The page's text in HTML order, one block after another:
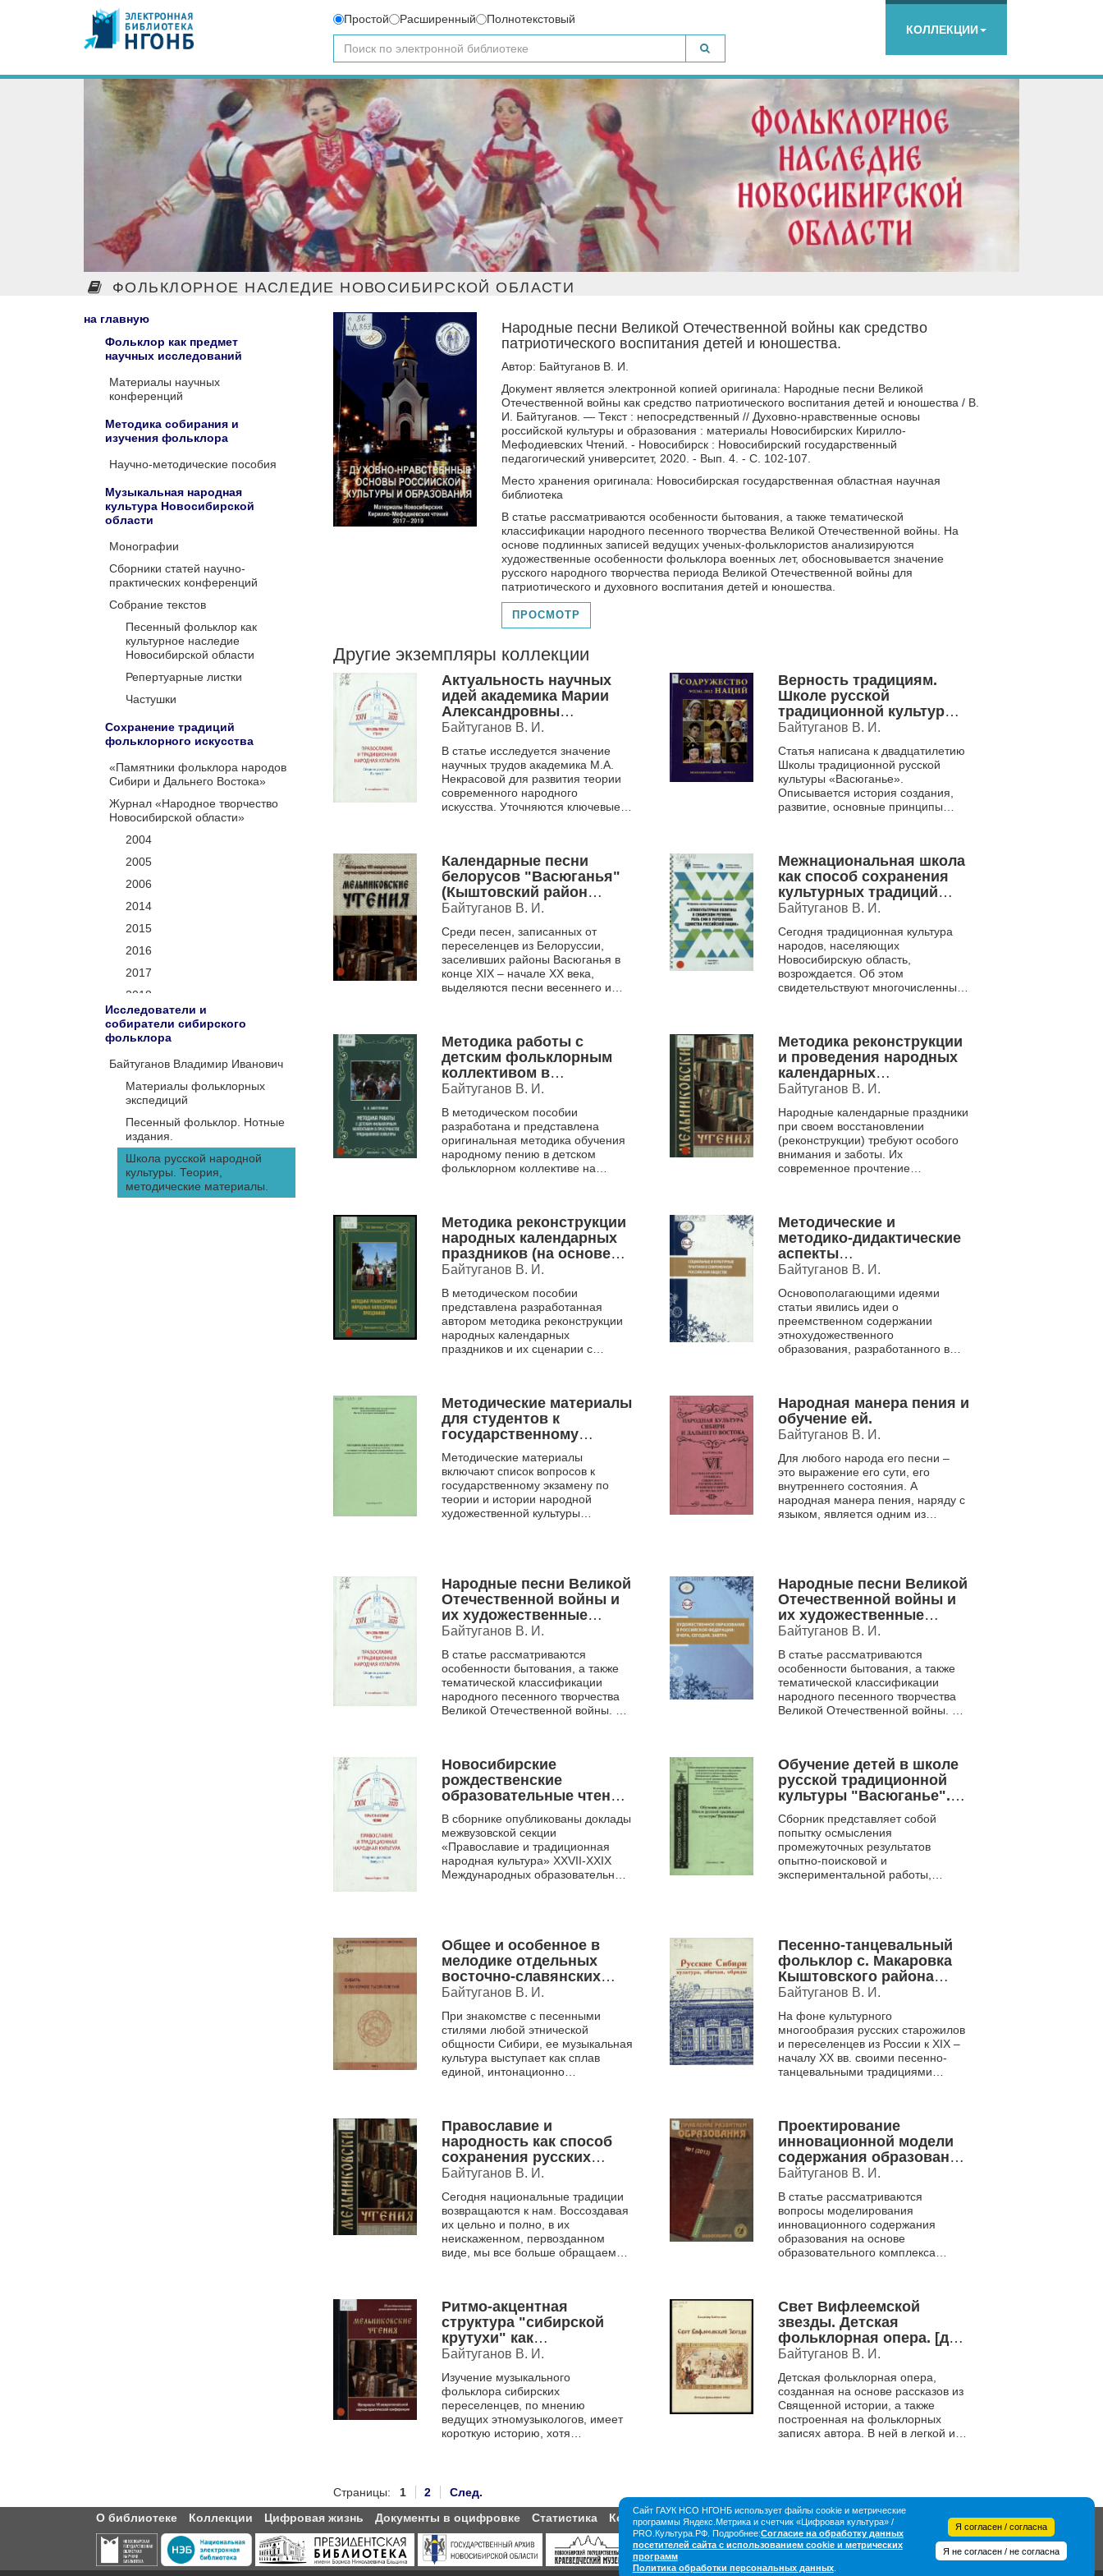
Простой Расширенный
Полнотекстовый
КОЛЛЕКЦИИ
ФОЛЬКЛОРНОЕ НАСЛЕДИЕ НОВОСИБИРСКОЙ ОБЛАСТИ
на главную
Фольклор как предмет
научных исследований
Материалы научных
конференций
Методика собирания и
изучения фольклора
Научно-методические пособия
Музыкальная народная
культура Новосибирской
области
Монографии
Сборники статей научно-
практических конференций
Собрание текстов
Песенный фольклор как
культурное наследие
Новосибирской области
Репертуарные листки
Частушки
Сохранение традиций
фольклорного искусства
«Памятники фольклора народов
Сибири и Дальнего Востока»
Журнал «Народное творчество
Новосибирской области»
2004
2005
2006
2014
2015
2016
2017
2018
2019
2020
2021
2022
2023
2024
Исследователи и
собиратели сибирского
фольклора
Байтуганов Владимир Иванович
Материалы фольклорных
экспедиций
Песенный фольклор. Нотные
издания.
Школа русской народной
культуры. Теория,
методические материалы.
Народные песни Великой Отечественной войны как средство
патриотического воспитания детей и юношества.
Автор: Байтуганов В. И.
Документ является электронной копией оригинала: Народные песни Великой
Отечественной войны как средство патриотического воспитания детей и юношества / В.
И. Байтуганов. — Текст : непосредственный // Духовно-нравственные основы
российской культуры и образования : материалы Новосибирских Кирилло-
Мефодиевских Чтений. - Новосибирск : Новосибирский государственный
педагогический университет, 2020. - Вып. 4. - С. 102-107.
Место хранения оригинала: Новосибирская государственная областная научная
библиотека
В статье рассматриваются особенности бытования, а также тематической
классификации народного песенного творчества Великой Отечественной войны. На
основе подлинных записей ведущих ученых-фольклористов анализируются
художественные особенности фольклора военных лет, обосновывается значение
русского народного творчества периода Великой Отечественной войны для
патриотического и духовного воспитания детей и юношества.
ПРОСМОТР
Другие экземпляры коллекции
Актуальность научных
идей академика Марии
Александровны
Некрасовой для развития
народной
художественной
культуры
Байтуганов В. И.
В статье исследуется значение
научных трудов академика М.А.
Некрасовой для развития теории
современного народного
искусства. Уточняются ключевые
Верность традициям.
Школе русской
традиционной культуры
"Васюганье" 20 лет.
Байтуганов В. И.
Статья написана к двадцатилетию
Школы традиционной русской
культуры «Васюганье».
Описывается история создания,
развитие, основные принципы
Календарные песни
белорусов "Васюганья"
(Кыштовский район
Новосибирской области).
Байтуганов В. И.
Среди песен, записанных от
переселенцев из Белоруссии,
заселивших районы Васюганья в
конце XIX – начале XX века,
выделяются песни весеннего и
Межнациональная школа
как способ сохранения
культурных традиций
региона
Байтуганов В. И.
Сегодня традиционная культура
народов, населяющих
Новосибирскую область,
возрождается. Об этом
свидетельствуют многочисленные
Методика работы с
детским фольклорным
коллективом в
пространстве
Методическое пособие .
Байтуганов В. И.
В методическом пособии
разработана и представлена
оригинальная методика обучения
народному пению в детском
фольклорном коллективе на
Методика реконструкции
и проведения народных
календарных
православных
школы народной
культуры. (на примере
работы Школы русской
традиционной культуры
Байтуганов В. И.
Народные календарные праздники
при своем восстановлении
(реконструкции) требуют особого
внимания и заботы. Их
современное прочтение
Методика реконструкции
народных календарных
праздников (на основе
традиционной культуры
Методическое пособие
Байтуганов В. И.
В методическом пособии
представлена разработанная
автором методика реконструкции
народных календарных
праздников и их сценарии с
Методические и
методико-дидактические
аспекты
этнохудожественного
образования и
воспитания в
учреждениях
дополнительного
Байтуганов В. И.
Основополагающими идеями
статьи явились идеи о
преемственном содержании
этнохудожественного
образования, разработанного в
Методические материалы
для студентов к
государственному
экзамену по теории и
истории народной
художественной
культуры специальности
071301 "Народное
Методические материалы
включают список вопросов к
государственному экзамену по
теории и истории народной
художественной культуры
Народная манера пения и
обучение ей.
Байтуганов В. И.
Для любого народа его песни –
это выражение его сути, его
внутреннего состояния. А
народная манера пения, наряду с
языком, является одним из
Народные песни Великой
Отечественной войны и
их художественные
особенности как
патриотического
воспитания в Доме
детского творчества
"Центральный".
Байтуганов В. И.
В статье рассматриваются
особенности бытования, а также
тематической классификации
народного песенного творчества
Великой Отечественной войны. На
Народные песни Великой
Отечественной войны и
их художественные
особенности как
патриотического
воспитания во
внеурочной
деятельности
Байтуганов В. И.
В статье рассматриваются
особенности бытования, а также
тематической классификации
народного песенного творчества
Великой Отечественной войны. На
Новосибирские
рождественские
образовательные чтения,
Православие и
традиционная народная
культура, [Новосибирск,
12 ноября 2020]. cборник
докладов. Вып. 2 .
В сборнике опубликованы доклады
межвузовской секции
«Православие и традиционная
народная культура» ХХVII-ХХIХ
Международных образовательных
Обучение детей в школе
русской традиционной
культуры "Васюганье".
Сборник научно-
методических статей
Сборник представляет собой
попытку осмысления
промежуточных результатов
опытно-поисковой и
экспериментальной работы,
Общее и особенное в
мелодике отдельных
восточно-славянских
групп Юго-Западной
Байтуганов В. И.
При знакомстве с песенными
стилями любой этнической
общности Сибири, ее музыкальная
культура выступает как сплав
единой, интонационно
Песенно-танцевальный
фольклор с. Макаровка
Кыштовского района
Новосибирской области
Байтуганов В. И.
На фоне культурного
многообразия русских старожилов
и переселенцев из России к XIX –
началу XX вв. своими песенно-
танцевальными традициями
Православие и
народность как способ
сохранения русских
традиций
Байтуганов В. И.
Сегодня национальные традиции
возвращаются к нам. Воссоздавая
их цельно и полно, в их
неискаженном, первозданном
виде, мы все больше обращаемся
Проектирование
инновационной модели
содержания образования
школы русской
Байтуганов В. И.
В статье рассматриваются
вопросы моделирования
инновационного содержания
образования на основе
образовательного комплекса
Ритмо-акцентная
структура "сибирской
крутухи" как
системообразующий
стиля жанра (на
материале фольклорных
экспедиций в
Кыштовский район НСО).
Байтуганов В. И.
Изучение музыкального
фольклора сибирских
переселенцев, по мнению
ведущих этномузыкологов, имеет
короткую историю, хотя
Свет Вифлеемской
звезды. Детская
фольклорная опера. [для
детского хора в
фортепиано] .
Байтуганов В. И.
Детская фольклорная опера,
созданная на основе рассказов из
Священной истории, а также
построенная на фольклорных
записях автора. В ней в легкой и
Страницы: 1 2
След.
О библиотеке
Коллекции Цифровая жизнь Документы в оцифровке Статистика Контакты Партнёры
Сайт ГАУК НСО НГОНБ использует файлы cookie и метрические
программы Яндекс.Метрика и счетчик «Цифровая культура» /
PRO.Культура.РФ. Подробнее:Согласие на обработку данных
посетителей сайта с использованием cookie и метрических
программ
Политика обработки персональных данных.
Я согласен / согласна
Я не согласен / не согласна